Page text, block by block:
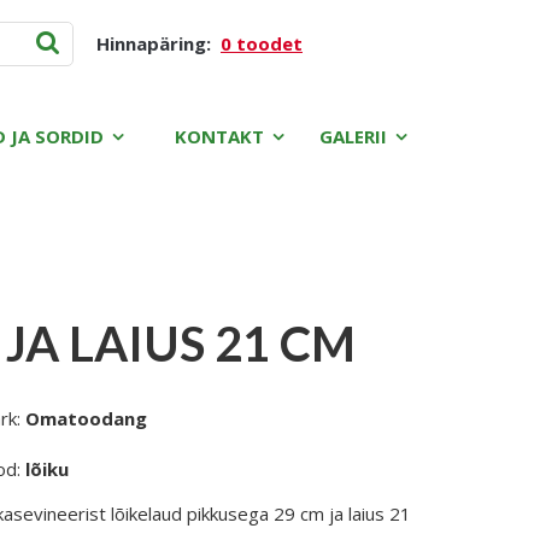
Hinnapäring: 0 toodet
JA SORDID KONTAKT GALERII
LAIUS 21 CM
Omatoodang
lõiku
lõikelaud pikkusega 29 cm ja laius 21